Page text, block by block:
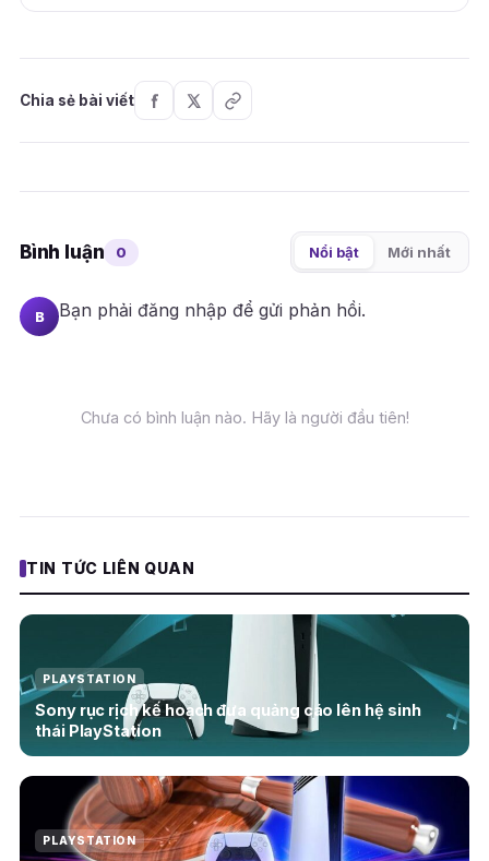
Chia sẻ bài viết
Bình luận 0 Nổi bật Mới nhất
B Bạn phải đăng nhập để gửi phản hồi.
Chưa có bình luận nào. Hãy là người đầu tiên!
TIN TỨC LIÊN QUAN
PLAYSTATION
Sony rục rịch kế hoạch đưa quảng cáo lên hệ sinh
thái PlayStation
PLAYSTATION